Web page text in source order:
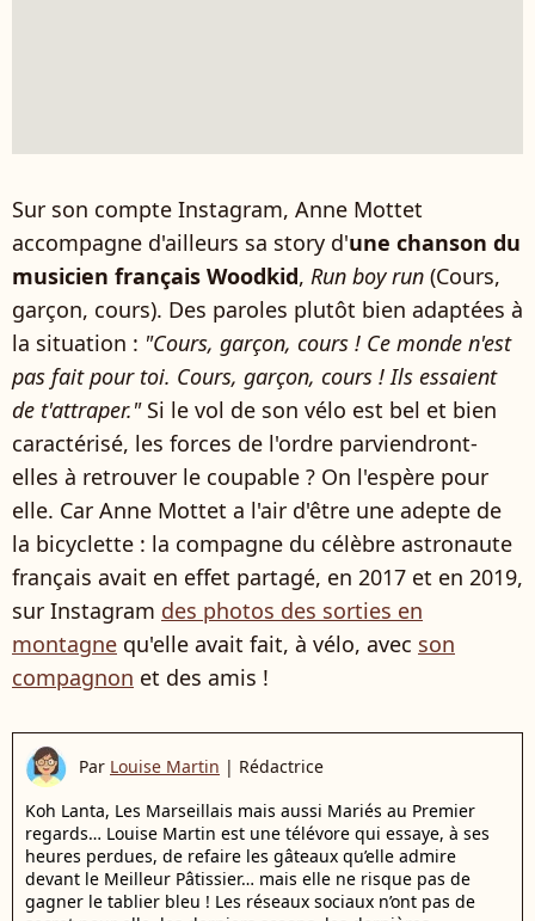
Sur son compte Instagram, Anne Mottet
accompagne d'ailleurs sa story d'une chanson du
musicien français Woodkid, Run boy run (Cours,
garçon, cours). Des paroles plutôt bien adaptées à
la situation : "Cours, garçon, cours ! Ce monde n'est
pas fait pour toi. Cours, garçon, cours ! Ils essaient
de t'attraper."Si le vol de son vélo est bel et bien
caractérisé, les forces de l'ordre parviendront-
elles à retrouver le coupable ? On l'espère pour
elle. Car Anne Mottet a l'air d'être une adepte de
la bicyclette : la compagne du célèbre astronaute
français avait en effet partagé, en 2017 et en 2019,
sur Instagram des photos des sorties en
montagne qu'elle avait fait, à vélo, avec son
compagnon et des amis !
Par Louise Martin | Rédactrice
Koh Lanta, Les Marseillais mais aussi Mariés au Premier
regards… Louise Martin est une télévore qui essaye, à ses
heures perdues, de refaire les gâteaux qu’elle admire
devant le Meilleur Pâtissier… mais elle ne risque pas de
gagner le tablier bleu ! Les réseaux sociaux n’ont pas de